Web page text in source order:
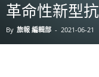
革命性新型
By 旅報 編輯部 - 2021-06-21